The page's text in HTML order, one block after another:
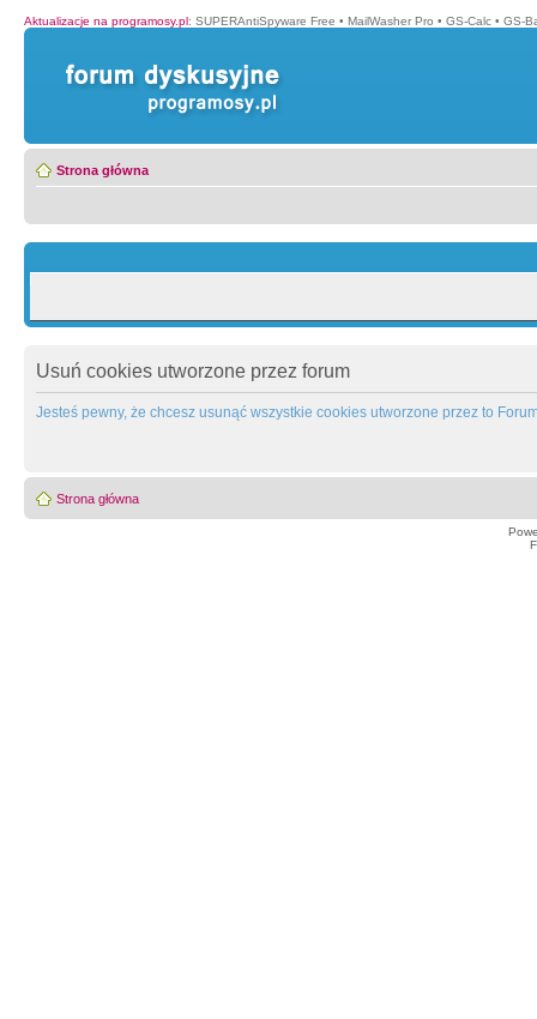
Aktualizacje na programosy.pl: SUPERAntiSpyware Free • MailWasher Pro • GS-Calc • GS-
Strona główna
Usuń cookies utworzone przez forum
Jesteś pewny, że chcesz usunąć wszystkie cookies utworzone przez to
Strona główna